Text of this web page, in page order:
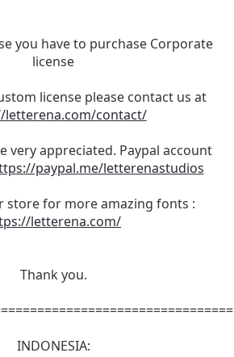
you have to purchase Corporate
license
license please contact us at
letterena.com/contact/
very appreciated. Paypal account
paypal.me/letterenastudios
store for more amazing fonts :
letterena.com/
Thank you.
INDONESIA: